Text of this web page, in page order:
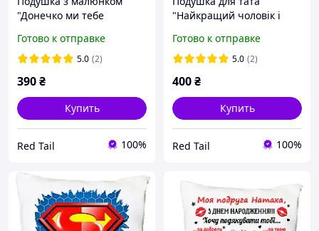
"Донечко ми тебе
Готово к отправке
5.0 (2)
390₴
Купить
Red Tail 100%
"Найкращий чоловік і
Готово к отправке
5.0 (2)
400₴
Купить
Red Tail 100%